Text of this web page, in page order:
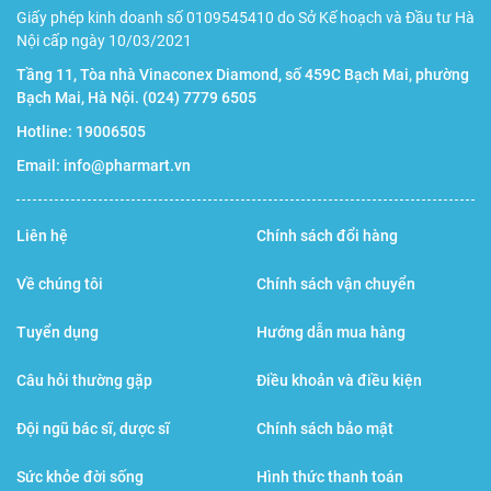
nhưng vẫn duy trì độ ẩm khiến tôi thoải mái tự tin, chất
lượng cuộc sống cũng tốt hơn rất nhiều.
Câu hỏi thường gặp khi sử dụng
Dung dịch vệ sinh Ziaja Intimate có sử dụng hằng
ngày được không?
Chú ý không nên dùng quá 2 lần/ ngày kể cả lúc có kinh
nguyệt. Việc lạm dụng dung dịch vệ sinh phụ nữ có thể làm
an toàn không?
Với các thành phần thảo dược thiên nhiên, dung dịch Ziaja
Intimate lành tính và an toàn với người sử dụng kể cả với
Giấy phép kinh doanh số 0109545410 do Sở Kế hoạch và Đầu tư Hà
Nội cấp ngày 10/03/2021
Tầng 11, Tòa nhà Vinaconex Diamond, số 459C Bạch Mai, phường
Bạch Mai, Hà Nội. (024) 7779 6505
Hotline: 19006505
Email: info@pharmart.vn
Liên hệ
Về chúng tôi
Tuyển dụng
Câu hỏi thường gặp
Đội ngũ bác sĩ, dược sĩ
Sức khỏe đời sống
Chính sách đổi hàng
Chính sách vận chuyển
Hướng dẫn mua hàng
Điều khoản và điều kiện
Chính sách bảo mật
Hình thức thanh toán